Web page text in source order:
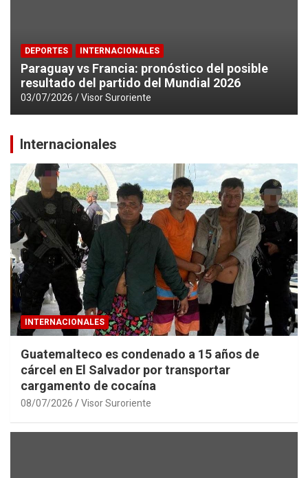
DEPORTES INTERNACIONALES
Paraguay vs Francia: pronóstico del posible
resultado del partido del Mundial 2026
03/07/2026 Visor Suroriente
Internacionales
INTERNACIONALES
Guatemalteco es condenado a 15 años de
cárcel en El Salvador por transportar
cargamento de cocaína
08/07/2026 Visor Suroriente